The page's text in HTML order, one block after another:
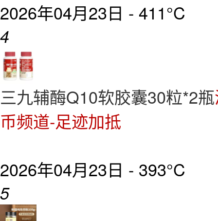
2026年04月23日 - 411°C
4
三九辅酶Q10软胶囊30粒*2瓶
币频道-足迹加抵
2026年04月23日 - 393°C
5